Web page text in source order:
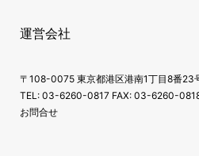
運営会社
〒108-0075 東京都港区港南1丁目8番23
TEL: 03-6260-0817 FAX: 03-6260-
お問合せ